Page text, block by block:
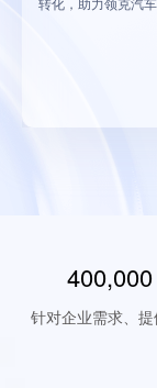
针对企业需求、